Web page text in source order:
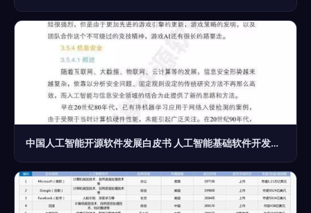
中国人工智能开源软件发展白皮书 人工智能基础软件开发解析